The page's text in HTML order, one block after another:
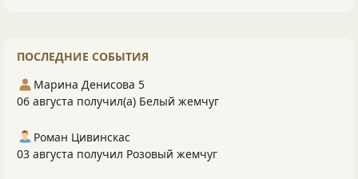
ПОСЛЕДНИЕ СОБЫТИЯ
Марина Денисова 5
06 августа получил(а) Белый жемчуг
Роман Цивинскас
03 августа получил Розовый жемчуг